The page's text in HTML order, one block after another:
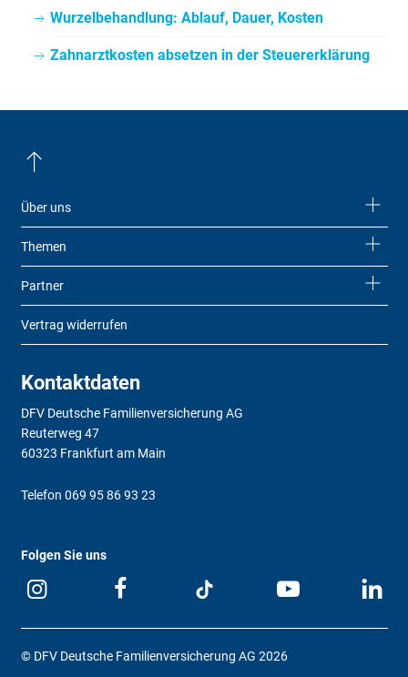
Wurzelbehandlung: Ablauf, Dauer, Kosten
Zahnarztkosten absetzen in der Steuererklärung
Über uns
Themen
Partner
Vertrag widerrufen
Kontaktdaten
DFV Deutsche Familienversicherung AG
Reuterweg 47
60323 Frankfurt am Main
Telefon 069 95 86 93 23
Folgen Sie uns
© DFV Deutsche Familienversicherung AG 2026